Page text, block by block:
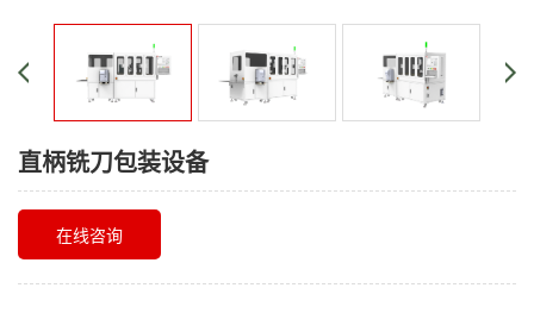
直柄铣刀包装设备
在线咨询